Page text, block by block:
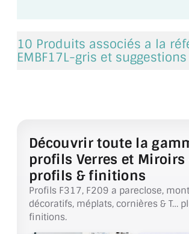
VERRE TREMPÉ (SÉCURIT)
PAROI DE DOUCHE
VERRE LAQUÉ/CRÉDENCE
VERRE FEUILLETÉ/TREMPÉ
DALLE DE SOL EN VERRE
PORTE EN VERRE
10 Produits associés a la
EMBF17L-gris et suggestions
Découvrir toute la
profils Verres et Miroirs
profils & finitions
Profils F317, F209 a pareclose,
décoratifs, méplats, cornières & T…
finitions.